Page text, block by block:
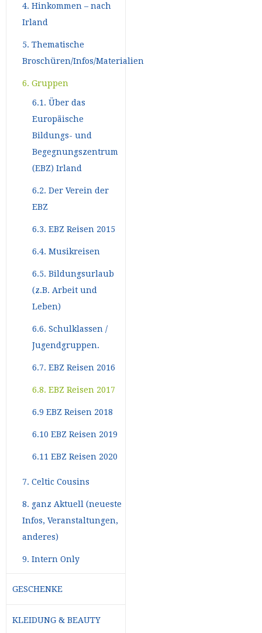
4. Hinkommen – nach
Irland
5. Thematische
Broschüren/Infos/Materialien
6. Gruppen
6.1. Über das
Europäische
Bildungs- und
Begegnungszentrum
(EBZ) Irland
6.2. Der Verein der
EBZ
6.3. EBZ Reisen 2015
6.4. Musikreisen
6.5. Bildungsurlaub
(z.B. Arbeit und
Leben)
6.6. Schulklassen /
Jugendgruppen.
6.7. EBZ Reisen 2016
6.8. EBZ Reisen 2017
6.9 EBZ Reisen 2018
6.10 EBZ Reisen 2019
6.11 EBZ Reisen 2020
7. Celtic Cousins
8. ganz Aktuell (neueste
Infos, Veranstaltungen,
anderes)
9. Intern Only
GESCHENKE
KLEIDUNG & BEAUTY